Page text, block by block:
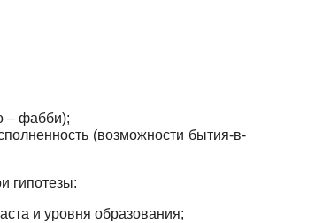
– фабби);
(возможности бытия-в-
гипотезы:
и уровня образования;